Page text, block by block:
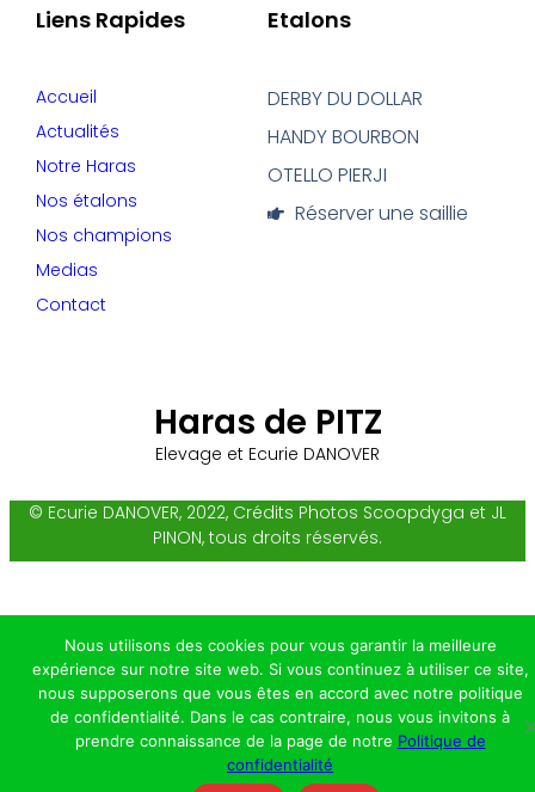
Haras de PITZ
Elevage et Ecurie DANOVER
Etalons
DERBY DU DOLLAR
HANDY BOURBON
OTELLO PIERJI
Réserver une saillie
Liens Rapides
Accueil
Actualités
Notre Haras
Nos étalons
Nos champions
Medias
Contact
© Ecurie DANOVER, 2022, Crédits Photos Scoopdyga et JL
PINON, tous droits réservés.
Nous utilisons des cookies pour vous garantir la meilleure
expérience sur notre site web. Si vous continuez à utiliser ce site,
nous supposerons que vous êtes en accord avec notre politique
de confidentialité. Dans le cas contraire, nous vous invitons à
prendre connaissance de la page de notre Politique de
confidentialité